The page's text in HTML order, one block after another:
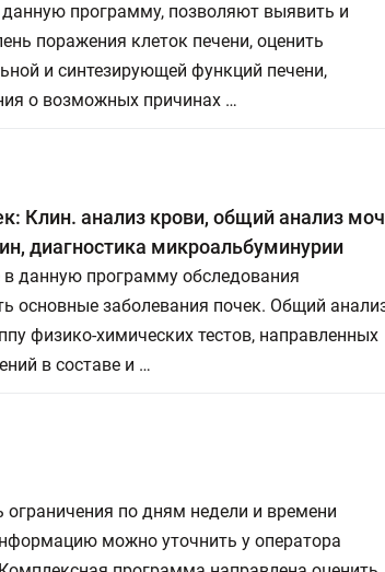
программу, позволяют выявить и
поражения клеток печени, оценить
и синтезирующей функций печени,
о возможных причинах …
Клин. анализ крови, общий анализ
диагностика микроальбуминурии
данную программу обследования
основные заболевания почек. Общий
физико-химических тестов, направленных
в составе и …
ограничения по дням недели и времени
можно уточнить у оператора